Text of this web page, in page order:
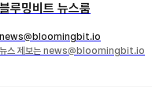
블루밍비트 뉴스룸
news@bloomingbit.io
뉴스 제보는 news@bloomingbit.io